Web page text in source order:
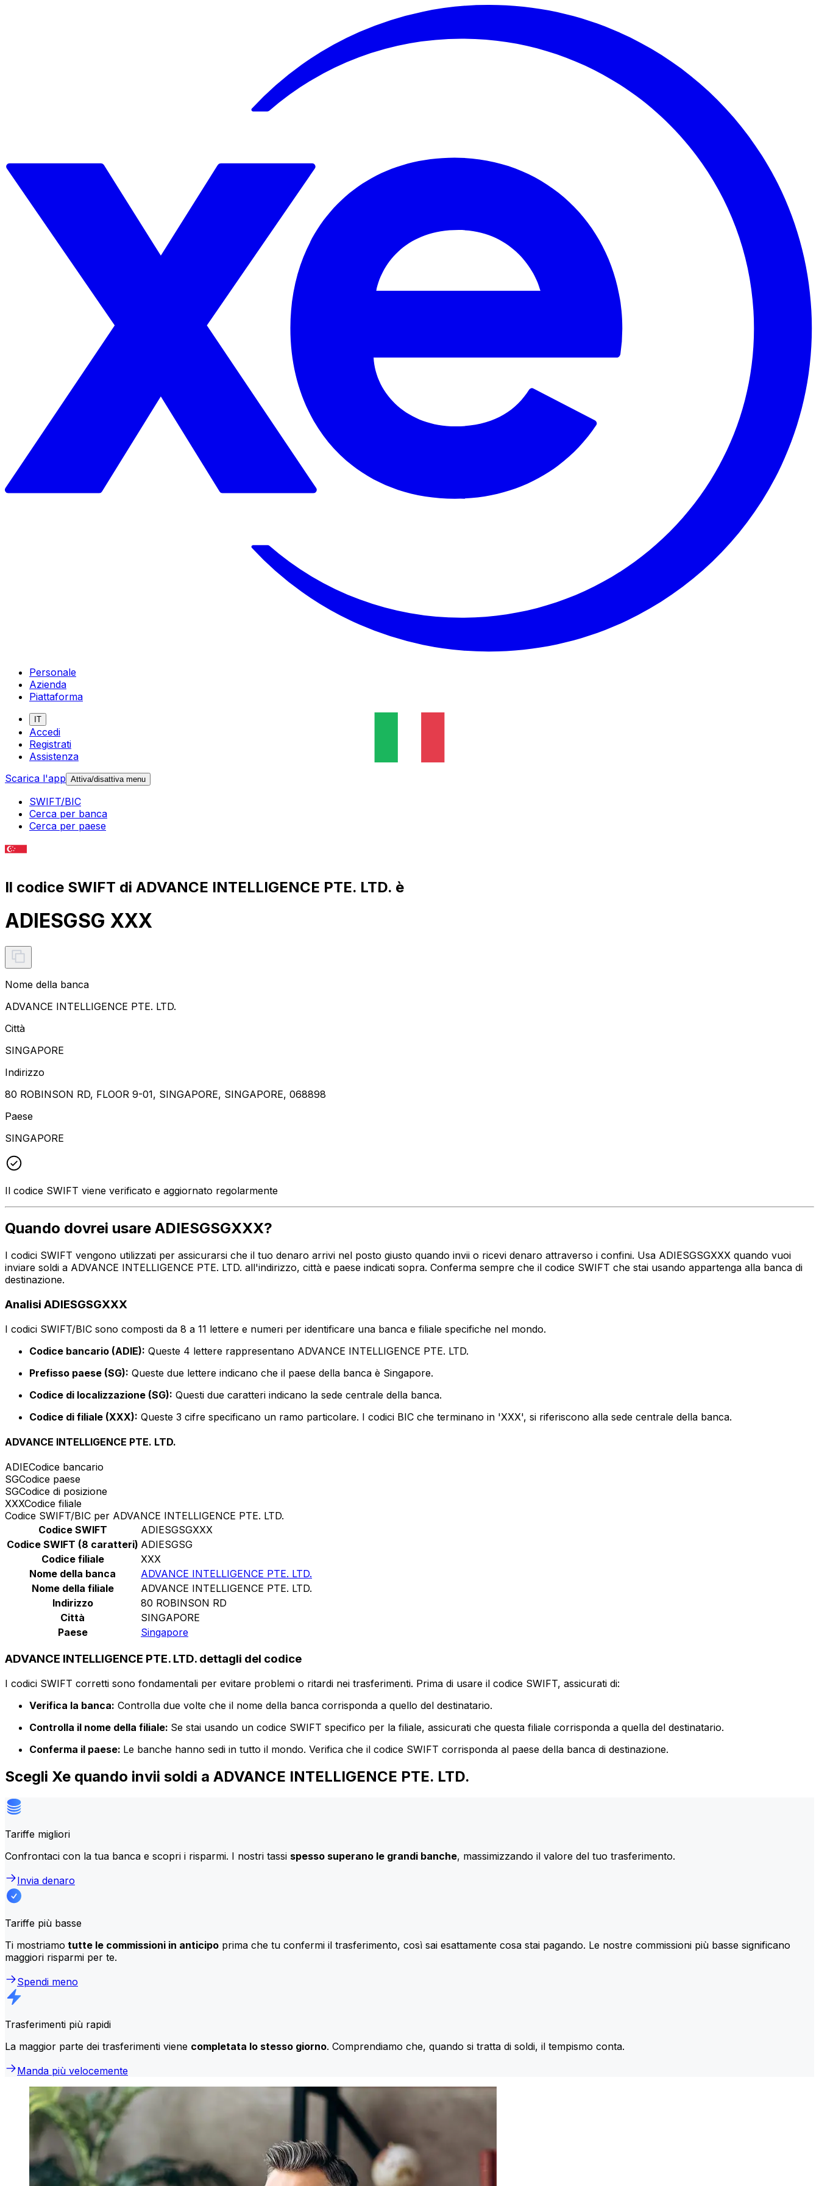
Personale
Azienda
Piattaforma
IT
Accedi
Registrati
Assistenza
Scarica l'app Attiva/disattiva menu
SWIFT/BIC
Cerca per banca
Cerca per paese
Il codice SWIFT di ADVANCE INTELLIGENCE PTE. LTD. è
ADIESGSG XXX
Nome della banca
ADVANCE INTELLIGENCE PTE. LTD.
Città
SINGAPORE
Indirizzo
80 ROBINSON RD, FLOOR 9-01, SINGAPORE, SINGAPORE, 068898
Paese
SINGAPORE
Il codice SWIFT viene verificato e aggiornato regolarmente
Quando dovrei usare ADIESGSGXXX?
I codici SWIFT vengono utilizzati per assicurarsi che il tuo denaro arrivi nel posto giusto quando invii o ricevi denaro attraverso i confini. Usa ADIESGSGXXX quando vuoi
inviare soldi a ADVANCE INTELLIGENCE PTE. LTD. all'indirizzo, città e paese indicati sopra. Conferma sempre che il codice SWIFT che stai usando appartenga alla banca di
destinazione.
Analisi ADIESGSGXXX
I codici SWIFT/BIC sono composti da 8 a 11 lettere e numeri per identificare una banca e filiale specifiche nel mondo.
Codice bancario (ADIE): Queste 4 lettere rappresentano ADVANCE INTELLIGENCE PTE. LTD.
Prefisso paese (SG): Queste due lettere indicano che il paese della banca è Singapore.
Codice di localizzazione (SG): Questi due caratteri indicano la sede centrale della banca.
Codice di filiale (XXX): Queste 3 cifre specificano un ramo particolare. I codici BIC che terminano in 'XXX', si riferiscono alla sede centrale della banca.
ADVANCE INTELLIGENCE PTE. LTD.
ADIECodice bancario
SGCodice paese
SGCodice di posizione
XXXCodice filiale
Codice SWIFT/BIC per ADVANCE INTELLIGENCE PTE. LTD.
Codice SWIFT
ADIESGSGXXX
Codice SWIFT (8 caratteri) ADIESGSG
Codice filiale
XXX
Nome della banca
ADVANCE INTELLIGENCE PTE. LTD.
Nome della filiale
ADVANCE INTELLIGENCE PTE. LTD.
Indirizzo
80 ROBINSON RD
Città
SINGAPORE
Paese
Singapore
ADVANCE INTELLIGENCE PTE. LTD. dettagli del codice
I codici SWIFT corretti sono fondamentali per evitare problemi o ritardi nei trasferimenti. Prima di usare il codice SWIFT, assicurati di:
Verifica la banca: Controlla due volte che il nome della banca corrisponda a quello del destinatario.
Controlla il nome della filiale: Se stai usando un codice SWIFT specifico per la filiale, assicurati che questa filiale corrisponda a quella del destinatario.
Conferma il paese: Le banche hanno sedi in tutto il mondo. Verifica che il codice SWIFT corrisponda al paese della banca di destinazione.
Scegli Xe quando invii soldi a ADVANCE INTELLIGENCE PTE. LTD.
Tariffe migliori
Confrontaci con la tua banca e scopri i risparmi. I nostri tassi spesso superano le grandi banche, massimizzando il valore del tuo trasferimento.
Invia denaro
Tariffe più basse
Ti mostriamo tutte le commissioni in anticipo prima che tu confermi il trasferimento, così sai esattamente cosa stai pagando. Le nostre commissioni più basse significano
maggiori risparmi per te.
Spendi meno
Trasferimenti più rapidi
La maggior parte dei trasferimenti viene completata lo stesso giorno. Comprendiamo che, quando si tratta di soldi, il tempismo conta.
Manda più velocemente